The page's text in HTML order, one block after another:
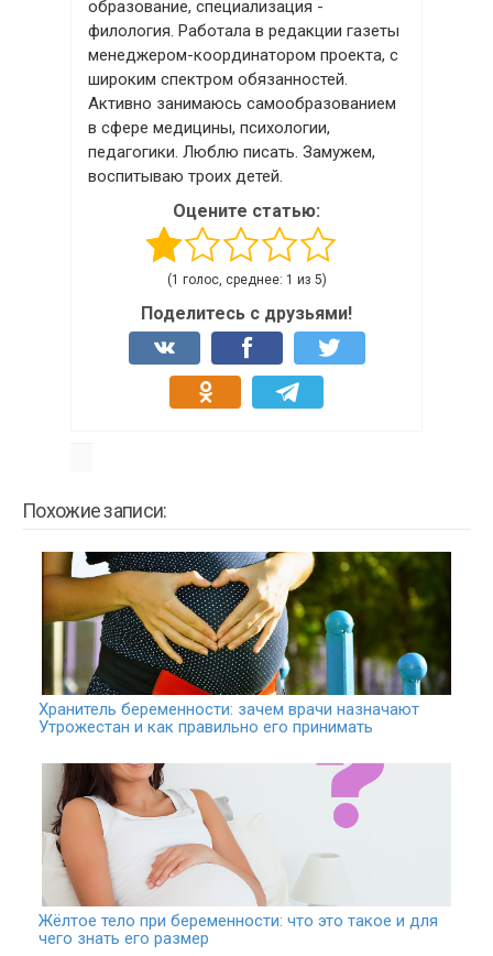
образование, специализация -
филология. Работала в редакции газеты
менеджером-координатором проекта, с
широким спектром обязанностей.
Активно занимаюсь самообразованием
в сфере медицины, психологии,
педагогики. Люблю писать. Замужем,
воспитываю троих детей.
Оцените статью:
(1 голос, среднее: 1 из 5)
Поделитесь с друзьями!
Похожие записи:
Хранитель беременности: зачем врачи назначают
Утрожестан и как правильно его принимать
Жёлтое тело при беременности: что это такое и для
чего знать его размер